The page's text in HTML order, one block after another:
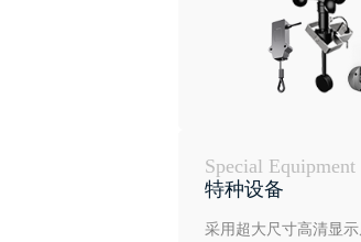
Special Equipment
特种设备
采用超大尺寸高清显